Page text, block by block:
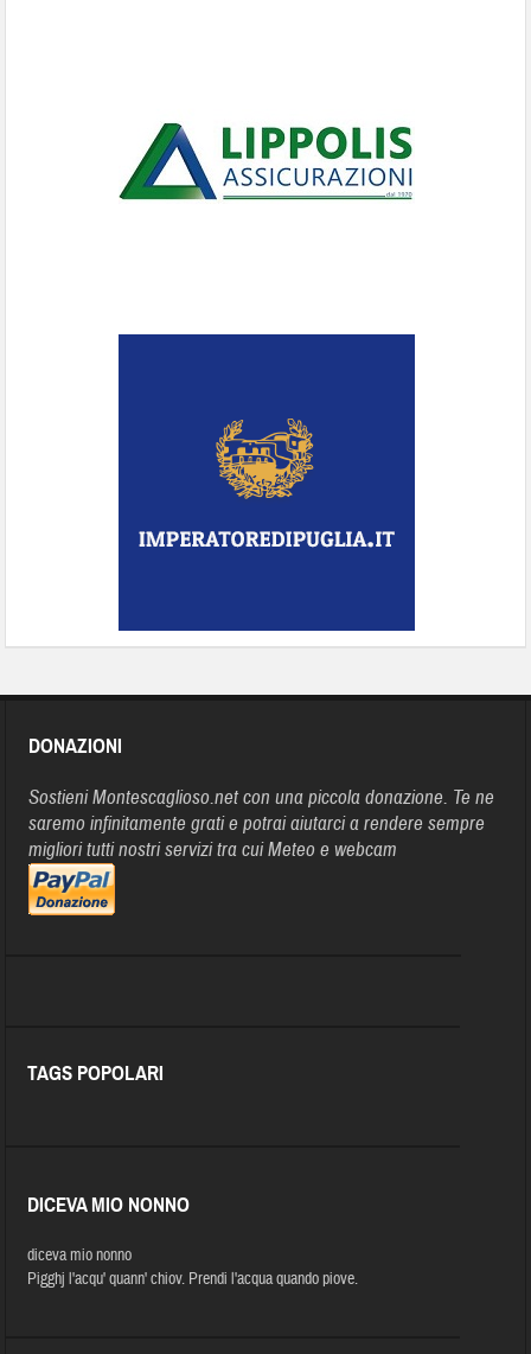
DONAZIONI
Sostieni Montescaglioso.net con una piccola donazione. Te ne
saremo infinitamente grati e potrai aiutarci a rendere sempre
migliori tutti nostri servizi tra cui Meteo e webcam
TAGS POPOLARI
DICEVA MIO NONNO
diceva mio nonno
Pigghj l'acqu' quann' chiov. Prendi l'acqua quando piove.